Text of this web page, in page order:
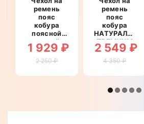
ремень
пояс
кобура
поясной
кожаный c
карманами
для Oukitel
"RAMOS"
1 929 ₽
2 250 ₽
ремень
пояс
кобура
НАТУРАЛЬНАЯ
ПРЕМИУМ
КОЖА для
телефона
WP5
2 549 ₽
4 350 ₽